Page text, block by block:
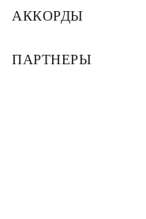
АККОРДЫ
ПАРТНЕРЫ